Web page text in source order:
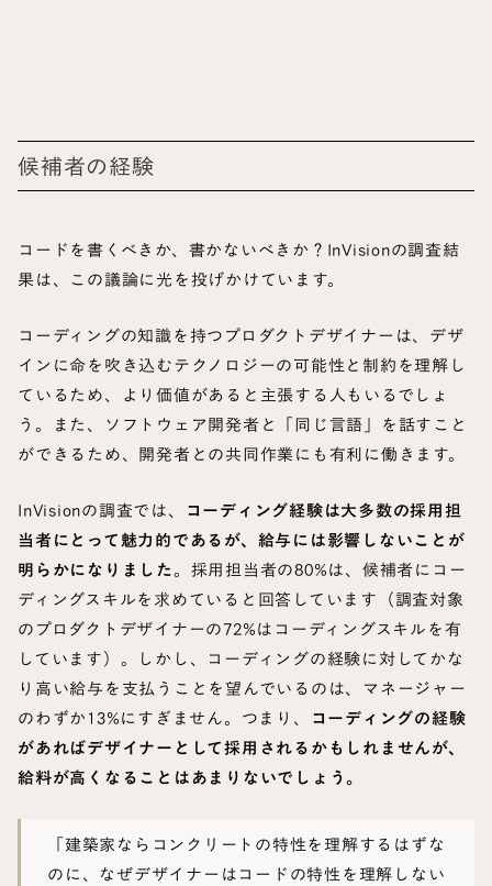
候補者の経験
コードを書くべきか、書かないべきか？InVisionの調査結
果は、この議論に光を投げかけています。
コーディングの知識を持つプロダクトデザイナーは、デザ
インに命を吹き込むテクノロジーの可能性と制約を理解し
ているため、より価値があると主張する人もいるでしょ
う。また、ソフトウェア開発者と「同じ言語」を話すこと
ができるため、開発者との共同作業にも有利に働きます。
InVisionの調査では、 コーディング経験は大多数の採用担
当者にとって魅力的であるが、給与には影響しないことが
明らかになりました。採用担当者の80%は、候補者にコー
ディングスキルを求めていると回答しています（調査対象
のプロダクトデザイナーの72%はコーディングスキルを有
しています）。しかし、コーディングの経験に対してかな
り高い給与を支払うことを望んでいるのは、マネージャー
のわずか13%にすぎません。つまり、 コーディングの経験
があればデザイナーとして採用されるかもしれませんが、
給料が高くなることはあまりないでしょう。
「建築家ならコンクリートの特性を理解するはずな
のに、なぜデザイナーはコードの特性を理解しない